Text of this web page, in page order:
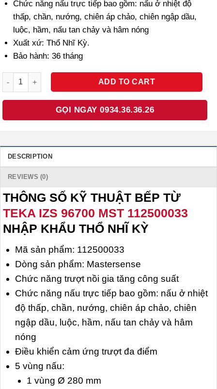
Chức năng nấu trực tiếp bao gồm: nấu ở nhiệt độ
thấp, chần, nướng, chiên áp chảo, chiên ngập dầu,
luộc, hầm, nấu tan chảy và hâm nóng
Xuất xứ: Thổ Nhĩ Kỳ.
Bảo hành: 36 tháng
BẾP TỪ TEKA IZS 96700 MST 112500033 NHẬP KHẨU THỔ NHĨ
ADD TO CART
GỌI NGAY 0934.36.36.26
DESCRIPTION
REVIEWS (0)
THÔNG SỐ KỸ THUẬT BẾP TỪ
TEKA IZS 96700 MST 112500033
NHẬP KHẨU THỔ NHĨ KỲ
Mã sản phẩm: 112500033
Dòng sản phẩm: Mastersense
Chức năng trượt nồi gia tăng công suất
Chức năng nấu trực tiếp bao gồm: nấu ở nhiệt
độ thấp, chần, nướng, chiên áp chảo, chiên
ngập dầu, luộc, hầm, nấu tan chảy và hâm
nóng
Điều khiển cảm ứng trượt đa điểm
5 vùng nấu:
1 vùng Ø 280 mm